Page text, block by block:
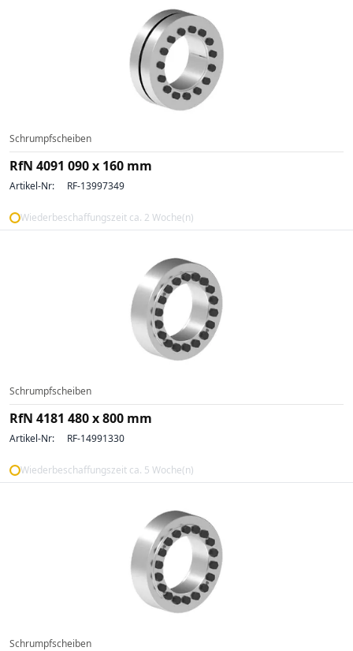
Schrumpfscheiben
RfN 4091 090 x 160 mm
Artikel-Nr: RF-13997349
Wiederbeschaffungszeit ca. 2 Woche(n)
Schrumpfscheiben
RfN 4181 480 x 800 mm
Artikel-Nr: RF-14991330
Wiederbeschaffungszeit ca. 5 Woche(n)
Schrumpfscheiben